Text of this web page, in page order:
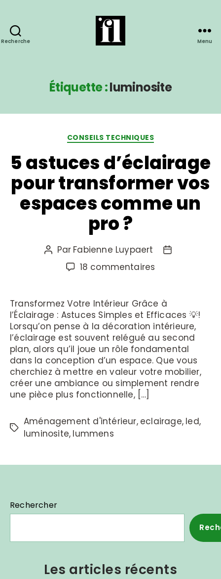
Recherche Menu
Étiquette :luminosite
CONSEILS TECHNIQUES
5 astuces d’éclairage
pour transformer vos
espaces comme un
pro ?
Par Fabienne Luypaert
18 commentaires
Transformez Votre Intérieur Grâce à
l’Éclairage : Astuces Simples et Efficaces 💡!
Lorsqu’on pense à la décoration intérieure,
l’éclairage est souvent relégué au second
plan, alors qu’il joue un rôle fondamental
dans la conception d’un espace. Que vous
cherchiez à mettre en valeur votre mobilier,
créer une ambiance ou simplement rendre
une pièce plus fonctionnelle, […]
Aménagement d'intérieur, eclairage, led,
luminosite, lummens
Rechercher
Les articles récents